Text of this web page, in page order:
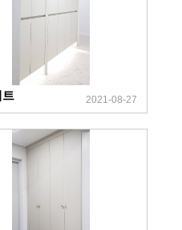
트 2021-08-27